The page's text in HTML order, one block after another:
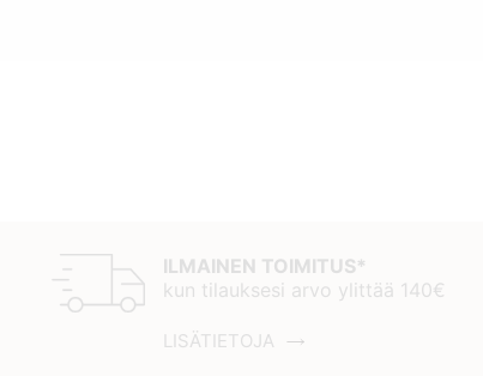
ILMAINEN TOIMITUS*
kun tilauksesi arvo ylittää 140€
LISÄTIETOJA